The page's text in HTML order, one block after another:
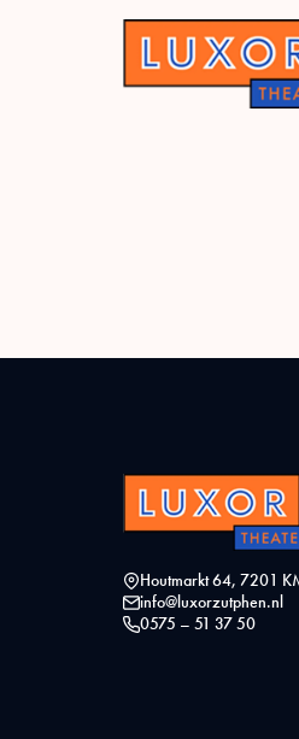
Houtmarkt 64, 7201
info@luxorzutphen.nl
0575 – 51 37 50